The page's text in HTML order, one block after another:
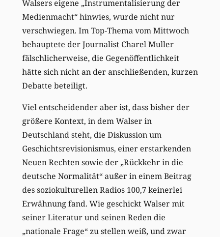
Walsers eigene „Instrumentalisierung der
Medienmacht“ hinwies, wurde nicht nur
verschwiegen. Im Top-Thema vom Mittwoch
behauptete der Journalist Charel Muller
fälschlicherweise, die Gegenöffentlichkeit
hätte sich nicht an der anschließenden, kurzen
Debatte beteiligt.
Viel entscheidender aber ist, dass bisher der
größere Kontext, in dem Walser in
Deutschland steht, die Diskussion um
Geschichtsrevisionismus, einer erstarkenden
Neuen Rechten sowie der „Rückkehr in die
deutsche Normalität“ außer in einem Beitrag
des soziokulturellen Radios 100,7 keinerlei
Erwähnung fand. Wie geschickt Walser mit
seiner Literatur und seinen Reden die
„nationale Frage“ zu stellen weiß, und zwar